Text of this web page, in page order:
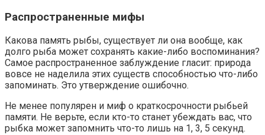
Распространенные мифы
Какова память рыбы, существует ли она вообще, как
долго рыба может сохранять какие-либо воспоминания?
Самое распространенное заблуждение гласит: природа
вовсе не наделила этих существ способностью что-либо
запоминать. Это утверждение ошибочно.
Не менее популярен и миф о краткосрочности рыбьей
памяти. Не верьте, если кто-то станет убеждать вас, что
рыбка может запомнить что-то лишь на 1, 3, 5 секунд.